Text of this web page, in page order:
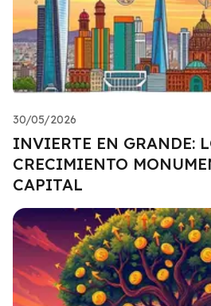
30/05/2026
INVIERTE EN GRANDE:
CRECIMIENTO
CAPITAL